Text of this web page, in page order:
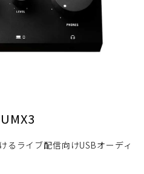
るライブ配信向けUSBオーディ